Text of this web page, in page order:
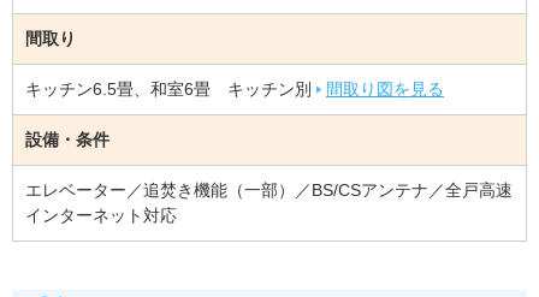
間取り
キッチン6.5畳、和室6畳 キッチン別 間取り図を見る
設備・条件
エレベーター／追焚き機能（一部）／BS/CSアンテナ／全戸高速
インターネット対応